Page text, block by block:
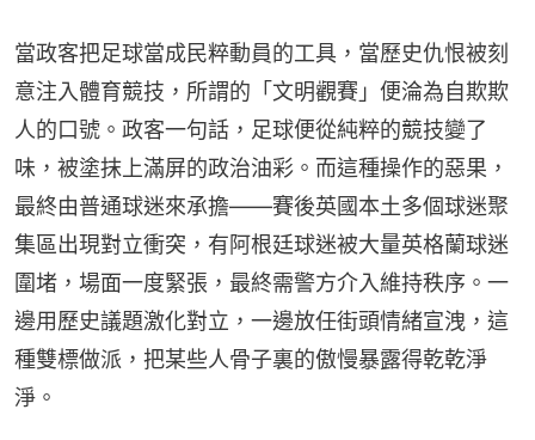
當政客把足球當成民粹動員的工具，當歷史仇恨被刻
意注入體育競技，所謂的「文明觀賽」便淪為自欺欺
人的口號。政客一句話，足球便從純粹的競技變了
味，被塗抹上滿屏的政治油彩。而這種操作的惡果，
最終由普通球迷來承擔——賽後英國本土多個球迷聚
集區出現對立衝突，有阿根廷球迷被大量英格蘭球迷
圍堵，場面一度緊張，最終需警方介入維持秩序。一
邊用歷史議題激化對立，一邊放任街頭情緒宣洩，這
種雙標做派，把某些人骨子裏的傲慢暴露得乾乾淨
淨。